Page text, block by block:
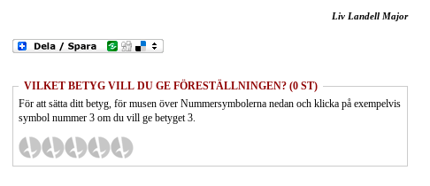
Liv Landell Major
VILKET BETYG VILL DU GE FÖRESTÄLLNINGEN? (0 ST)
För att sätta ditt betyg, för musen över Nummersymbolerna nedan och klicka på exempelvis
symbol nummer 3 om du vill ge betyget 3.